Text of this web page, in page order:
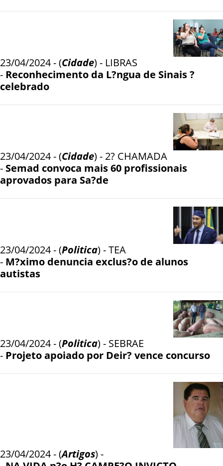
23/04/2024 - (Cidade) - LIBRAS
- Reconhecimento da L?ngua de Sinais ?
celebrado
23/04/2024 - (Cidade) - 2? CHAMADA
- Semad convoca mais 60 profissionais
aprovados para Sa?de
23/04/2024 - (Politica) - TEA
- M?ximo denuncia exclus?o de alunos
autistas
23/04/2024 - (Politica) - SEBRAE
- Projeto apoiado por Deir? vence concurso
23/04/2024 - (Artigos) -